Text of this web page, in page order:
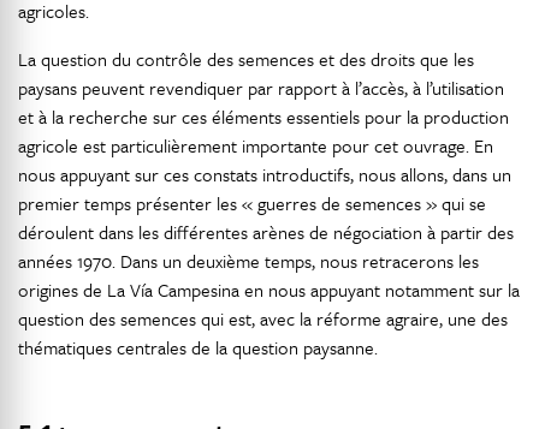
agricoles.
La question du contrôle des semences et des droits que les
paysans peuvent revendiquer par rapport à l’accès, à l’utilisation
et à la recherche sur ces éléments essentiels pour la production
agricole est particulièrement importante pour cet ouvrage. En
nous appuyant sur ces constats introductifs, nous allons, dans un
premier temps présenter les « guerres de semences » qui se
déroulent dans les différentes arènes de négociation à partir des
années 1970. Dans un deuxième temps, nous retracerons les
origines de La Vía Campesina en nous appuyant notamment sur la
question des semences qui est, avec la réforme agraire, une des
thématiques centrales de la question paysanne.